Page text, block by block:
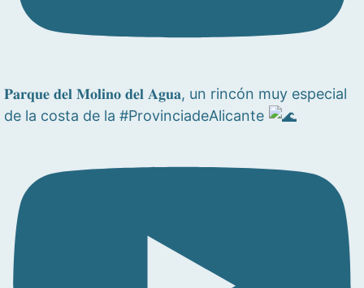
𝐏𝐚𝐫𝐪𝐮𝐞 𝐝𝐞𝐥 𝐌𝐨𝐥𝐢𝐧𝐨 𝐝𝐞𝐥 𝐀𝐠𝐮𝐚, un rincón muy especial
de la costa de la #ProvinciadeAlicante